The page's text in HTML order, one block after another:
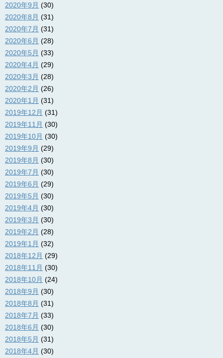
2020年9月 (30)
2020年8月 (31)
2020年7月 (31)
2020年6月 (28)
2020年5月 (33)
2020年4月 (29)
2020年3月 (28)
2020年2月 (26)
2020年1月 (31)
2019年12月 (31)
2019年11月 (30)
2019年10月 (30)
2019年9月 (29)
2019年8月 (30)
2019年7月 (30)
2019年6月 (29)
2019年5月 (30)
2019年4月 (30)
2019年3月 (30)
2019年2月 (28)
2019年1月 (32)
2018年12月 (29)
2018年11月 (30)
2018年10月 (24)
2018年9月 (30)
2018年8月 (31)
2018年7月 (33)
2018年6月 (30)
2018年5月 (31)
2018年4月 (30)